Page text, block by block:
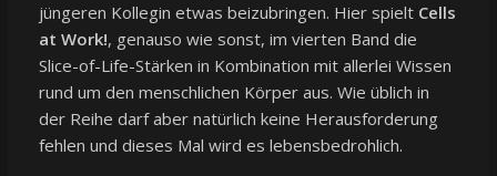
jüngeren Kollegin etwas beizubringen. Hier spielt Cells
at Work!, genauso wie sonst, im vierten Band die
Slice-of-Life-Stärken in Kombination mit allerlei Wissen
rund um den menschlichen Körper aus. Wie üblich in
der Reihe darf aber natürlich keine Herausforderung
fehlen und dieses Mal wird es lebensbedrohlich.